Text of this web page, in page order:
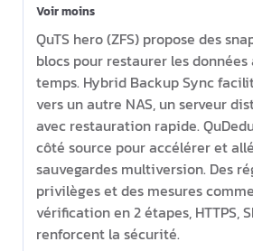
Voir moins
QuTS hero (ZFS) propose des
blocs pour restaurer les
temps. Hybrid Backup Sync
vers un autre NAS, un serveur
avec restauration rapide.
côté source pour accélérer et
sauvegardes multiversion. Des
privilèges et des mesures
vérification en 2 étapes, HTTPS,
renforcent la sécurité.